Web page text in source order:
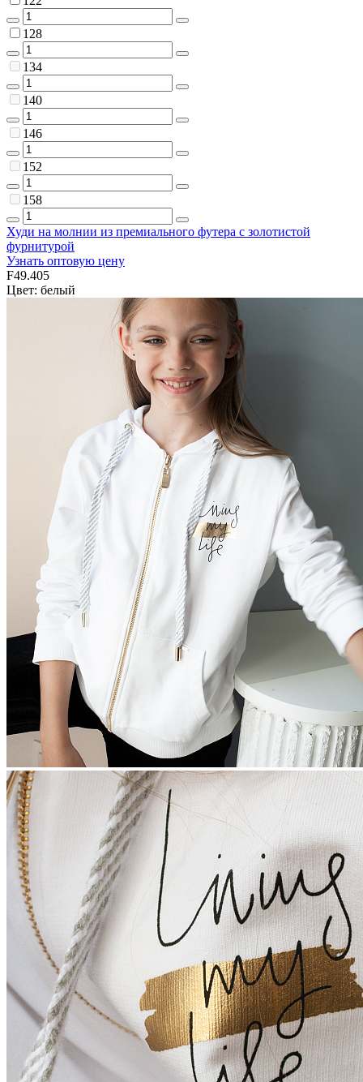
128
134
140
146
152
158
Худи на молнии из премиального футера с золотистой
фурнитурой
Узнать оптовую цену
F49.405
Цвет: белый